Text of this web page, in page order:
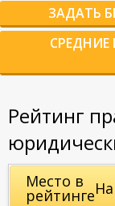
ЗАДАТЬ
Рейтинг
Место в
рейтинге